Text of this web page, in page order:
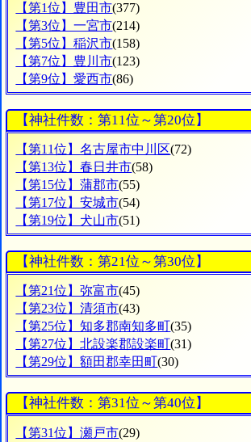
【第1位】豊田市(377)
【第3位】一宮市(214)
【第5位】稲沢市(158)
【第7位】豊川市(123)
【第9位】愛西市(86)
【神社件数：第11位～第20位】
【第11位】名古屋市中川区(72)
【第13位】春日井市(58)
【第15位】蒲郡市(55)
【第17位】安城市(54)
【第19位】犬山市(51)
【神社件数：第21位～第30位】
【第21位】弥富市(45)
【第23位】清須市(43)
【第25位】知多郡南知多町(35)
【第27位】北設楽郡設楽町(31)
【第29位】額田郡幸田町(30)
【神社件数：第31位～第40位】
【第31位】瀬戸市(29)